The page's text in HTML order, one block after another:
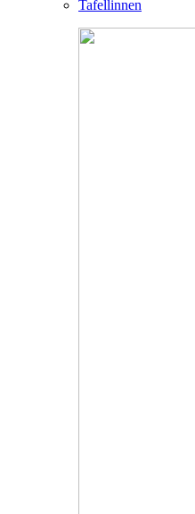
Tafellinnen